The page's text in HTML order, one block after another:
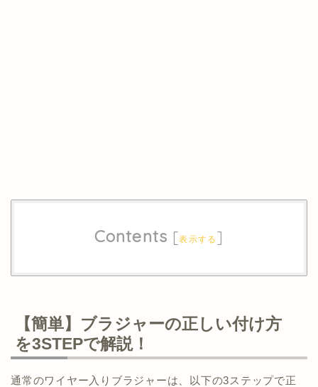
Contents [表示する ]
【簡単】ブラジャーの正しい付け方
を3STEPで解説！
通常のワイヤー入りブラジャーは、以下の3ステップで正